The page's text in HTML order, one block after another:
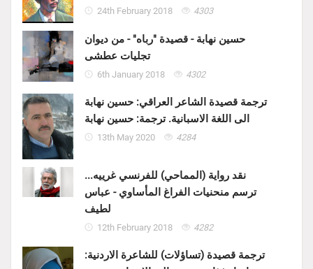
24th February 2018 4303
حسين نهابة - قصيدة "رباه" - من ديوان
تجليات عطشى
6th January 2018 4302
ترجمة قصيدة الشاعر العراقي: حسين نهابة
الى اللغة الاسبانية. ترجمة: حسين نهابة
13th May 2020 4284
نقد رواية (المماحي) للفرنسي غرييه...
ترسم منحنيات الفراغ المأساوي - عباس
لطيف
12th February 2018 4282
ترجمة قصيدة (تساؤلات) للشاعرة الاردنية: